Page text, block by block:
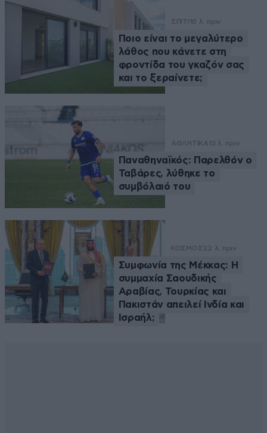
ΣΠΙΤΙ 10 λ. πριν
Ποιο είναι το μεγαλύτερο
λάθος που κάνετε στη
φροντίδα του γκαζόν σας
και το ξεραίνετε;
ΑΘΛΗΤΙΚΑ 13 λ. πριν
Παναθηναϊκός: Παρελθόν ο
Ταβάρες, λύθηκε το
συμβόλαιό του
ΚΟΣΜΟΣ22 λ. πριν
Συμφωνία της Μέκκας: Η
συμμαχία Σαουδικής
Αραβίας, Τουρκίας και
Πακιστάν απειλεί Ινδία και
Ισραήλ;